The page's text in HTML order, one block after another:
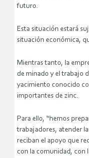
futuro.
Esta situación estará
situación económica,
Mientras tanto, la
de minado y el trabajo
yacimiento conocido
importantes de zinc.
Para ello, “hemos
trabajadores, atender
reciban el apoyo que
con la comunidad, con